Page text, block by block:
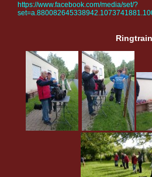
https://www.facebook.com/media/set/?